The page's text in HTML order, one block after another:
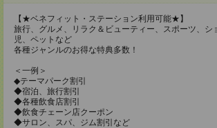
【★ベネフィット・ステーション利用可能★】
旅行、グルメ、リラク＆ビューティー、スポーツ、シ
児、ペットなど
各種ジャンルのお得な特典多数！
＜一例＞
◆テーマパーク割引
◆宿泊、旅行割引
◆各種飲食店割引
◆飲食チェーン店クーポン
◆サロン、スパ、ジム割引など